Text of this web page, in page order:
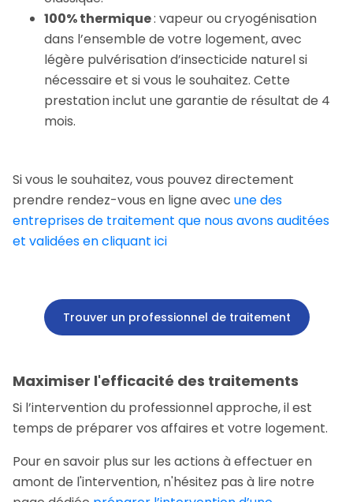
100% thermique: vapeur ou cryogénisation
dans l’ensemble de votre logement, avec
légère pulvérisation d’insecticide naturel si
nécessaire et si vous le souhaitez. Cette
prestation inclut une garantie de résultat de 4
mois.
Si vous le souhaitez, vous pouvez directement
prendre rendez-vous en ligne avec une des
entreprises de traitement que nous avons auditées
et validées en cliquant ici
Trouver un professionnel de traitement
Maximiser l'efficacité des traitements
Si l’intervention du professionnel approche, il est
temps de préparer vos affaires et votre logement.
Pour en savoir plus sur les actions à effectuer en
amont de l'intervention, n'hésitez pas à lire notre